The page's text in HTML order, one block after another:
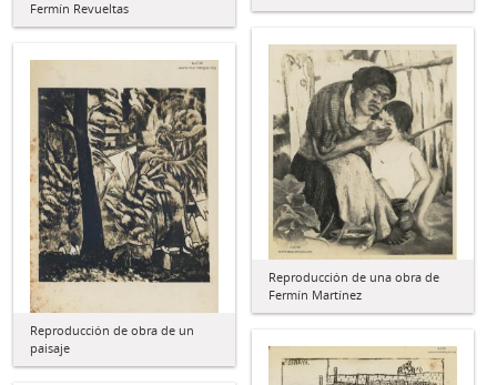
Fermín Revueltas
Reproducción de una obra de
Fermín Martínez
Reproducción de obra de un
paisaje